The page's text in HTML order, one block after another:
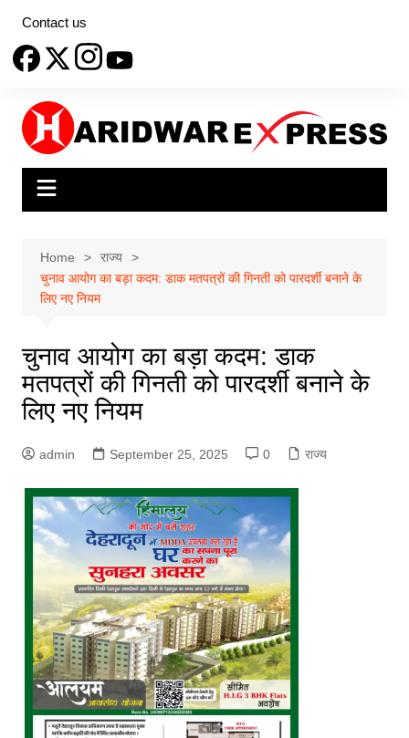
content
Contact us
Home
राज्य
चुनाव आयोग का बड़ा कदम: डाक मतपत्रों की गिनती को पारदर्शी बनाने के
लिए नए नियम
चुनाव आयोग का बड़ा कदम: डाक
मतपत्रों की गिनती को पारदर्शी बनाने के
लिए नए नियम
admin September 25, 2025 0 राज्य